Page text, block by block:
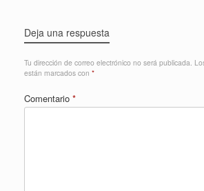
Deja una respuesta
Tu dirección de correo electrónico no será publicada.
están marcados con *
Comentario *